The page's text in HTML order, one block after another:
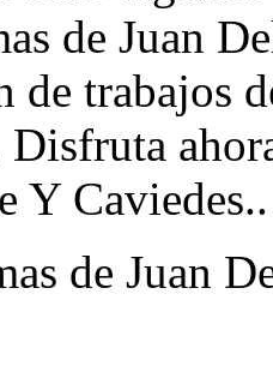
de Juan
de trabajos
Y Caviedes..
de Juan